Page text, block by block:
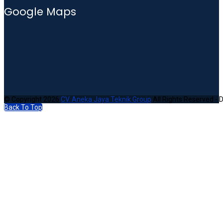
Google Maps
© Copyright 2026 CV. Aneka Jaya Teknik Group All Rights Reserved -
Back To Top